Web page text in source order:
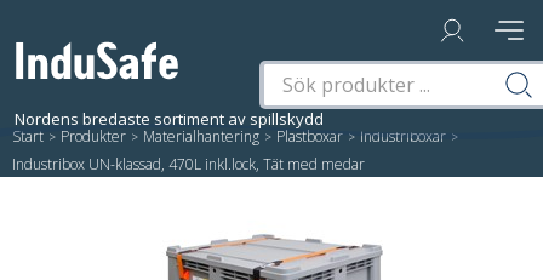
Start / Produkter / Materialhantering / Plastboxar / Industriboxar /
Industribox UN-klassad, 470L inkl.lock, Tät med medar